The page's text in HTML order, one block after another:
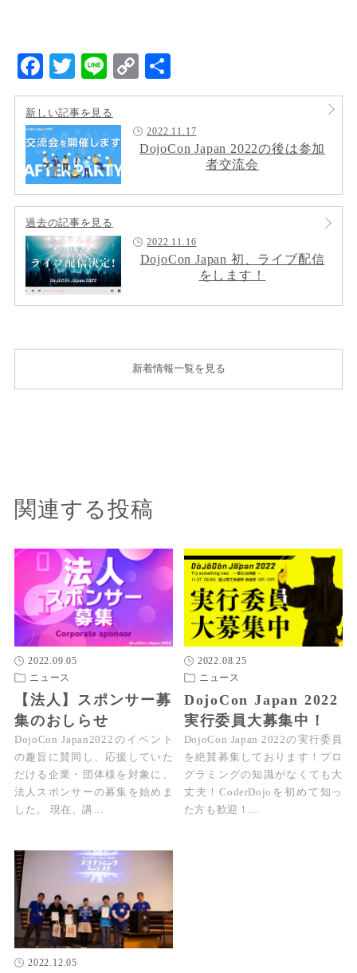
Facebook
Twitter
LineCopy
Link
有
新しい記事を見る
2022.11.17
DojoCon Japan 2022の後は参加
者交流会
過去の記事を見る
2022.11.16
DojoCon Japan 初、ライブ配信
をします！
新着情報一覧を見る
関連する投稿
2022.09.05
ニュース
【法人】スポンサー募
集のおしらせ
DojoCon Japan2022のイベント
の趣旨に賛同し、応援していた
だける企業・団体様を対象に、
法人スポンサーの募集を始めま
した。 現在、講…
2022.08.25
ニュース
DojoCon Japan 2022
実行委員大募集中！
DojoCon Japan 2022の実行委員
を絶賛募集しております！プロ
グラミングの知識がなくても大
丈夫！CoderDojoを初めて知っ
た方も歓迎！…
2022.12.05